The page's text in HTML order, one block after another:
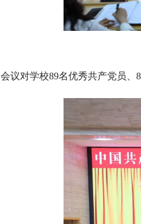
会议对学校89名优秀共产党员、